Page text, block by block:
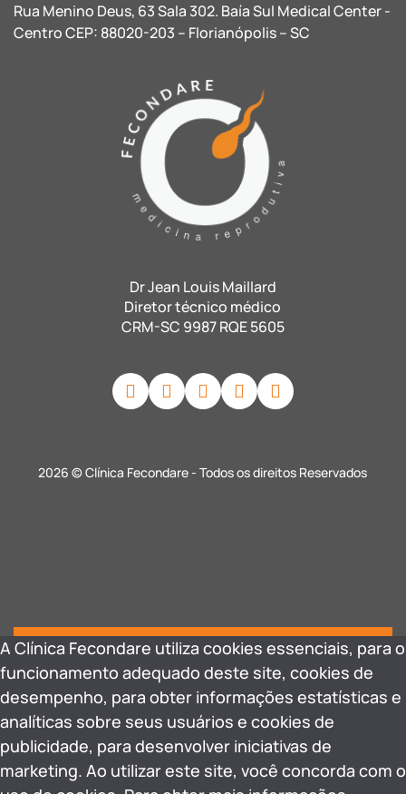
Rua Menino Deus, 63 Sala 302. Baía Sul Medical Center -
Centro CEP: 88020-203 – Florianópolis – SC
Dr Jean Louis Maillard
Diretor técnico médico
CRM-SC 9987 RQE 5605
2026 © Clínica Fecondare - Todos os direitos Reservados
A Clínica Fecondare utiliza cookies essenciais, para o
funcionamento adequado deste site, cookies de
desempenho, para obter informações estatísticas e
analíticas sobre seus usuários e cookies de
publicidade, para desenvolver iniciativas de
marketing. Ao utilizar este site, você concorda com o